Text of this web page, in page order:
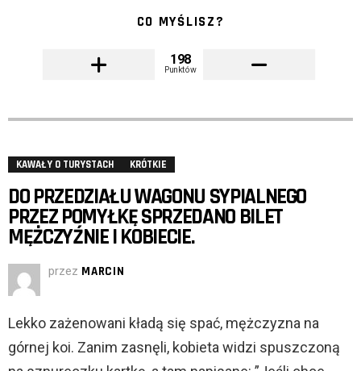
CO MYŚLISZ?
198
Punktów
KAWAŁY O TURYSTACH KRÓTKIE
DO PRZEDZIAŁU WAGONU SYPIALNEGO
PRZEZ POMYŁKĘ SPRZEDANO BILET
MĘŻCZYŹNIE I KOBIECIE.
przez MARCIN
Lekko zażenowani kładą się spać, mężczyzna na
górnej koi. Zanim zasnęli, kobieta widzi spuszczoną